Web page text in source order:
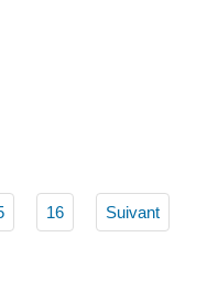
16 Suivant